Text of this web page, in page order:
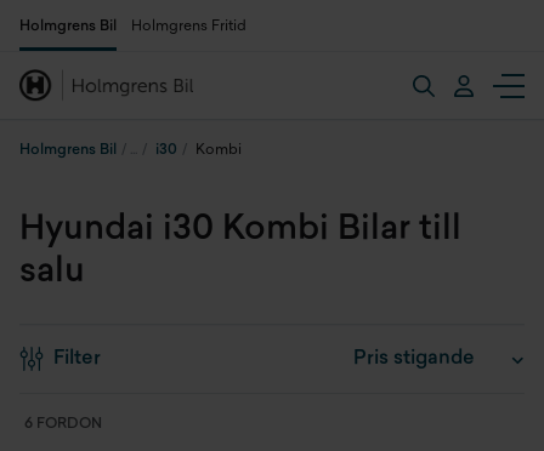
Holmgrens Bil Holmgrens Fritid
Holmgrens Bil i30 Kombi
Hyundai i30 Kombi Bilar till
salu
Filter
6 FORDON